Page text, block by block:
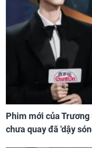
Phim mới của
chưa quay đã 'dậy